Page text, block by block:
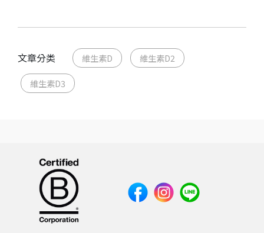
文章分类 維生素D 維生素D2
維生素D3